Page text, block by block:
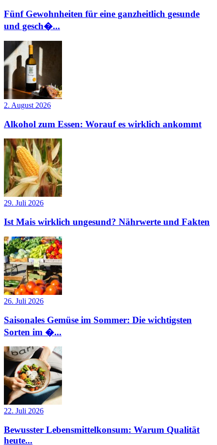
Fünf Gewohnheiten für eine ganzheitlich gesunde
und gesch�...
2. August 2026
Alkohol zum Essen: Worauf es wirklich ankommt
29. Juli 2026
Ist Mais wirklich ungesund? Nährwerte und Fakten
26. Juli 2026
Saisonales Gemüse im Sommer: Die wichtigsten
Sorten im �...
22. Juli 2026
Bewusster Lebensmittelkonsum: Warum Qualität
heute...